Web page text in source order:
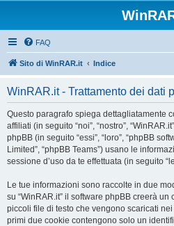
FAQ
Sito di WinRAR.it Indice
WinRAR.it - Trattamento dei dati
Questo paragrafo spiega dettagliatamente
affiliati (in seguito “noi”, “nostro”,
phpBB (in seguito “essi”, “loro”, “phpBB
Limited”, “phpBB Teams”) usano le
sessione d’uso da te effettuata (in seguito
Le tue informazioni sono raccolte in due
su “WinRAR.it” il software phpBB creerà
piccoli file di testo che vengono scaricati nei
primi due cookie contengono solo un